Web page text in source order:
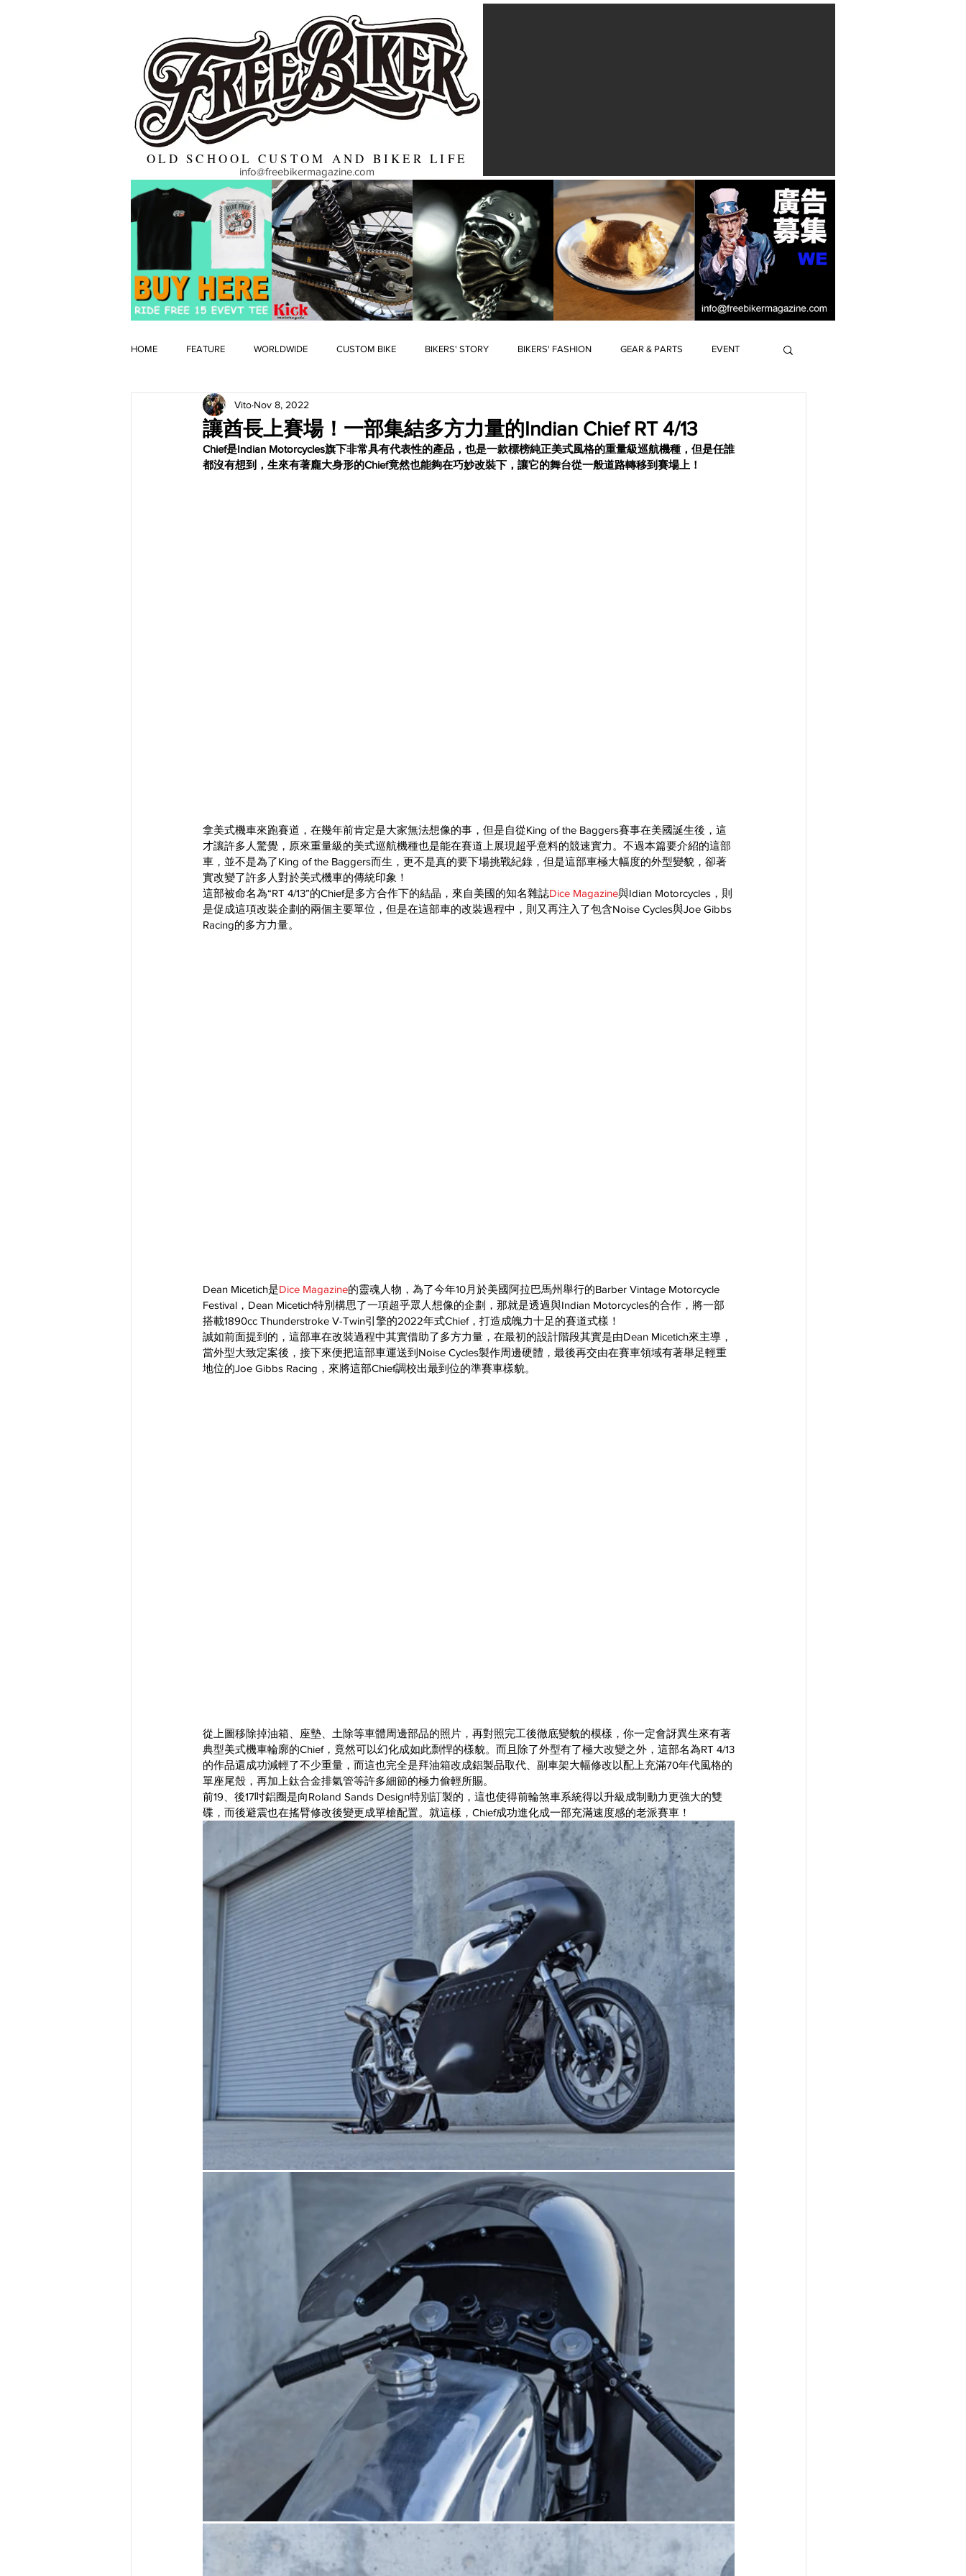
OLD SCHOOL CUSTOM AND BIKER LIFE
info@freebikermagazine.com
HOME FEATURE WORLDWIDE CUSTOM BIKE BIKERS' STORY BIKERS' FASHION GEAR & PARTS EVENT
OLD TIMER
讓酋長上賽場！一部集結多方力量的Indian Chief RT 4/13
Vito Nov 8, 2022
Chief是Indian Motorcycles旗下非常具有代表性的產品，也是一款標榜純正美式風格的重量級巡航機種，但是任誰
都沒有想到，生來有著龐大身形的Chief竟然也能夠在巧妙改裝下，讓它的舞台從一般道路轉移到賽場上！
拿美式機車來跑賽道，在幾年前肯定是大家無法想像的事，但是自從King of the Baggers賽事在美國誕生後，這
才讓許多人驚覺，原來重量級的美式巡航機種也是能在賽道上展現超乎意料的競速實力。不過本篇要介紹的這部
車，並不是為了King of the Baggers而生，更不是真的要下場挑戰紀錄，但是這部車極大幅度的外型變貌，卻著
實改變了許多人對於美式機車的傳統印象！
這部被命名為“RT 4/13”的Chief是多方合作下的結晶，來自美國的知名雜誌Dice Magazine與Idian Motorcycles，則
是促成這項改裝企劃的兩個主要單位，但是在這部車的改裝過程中，則又再注入了包含Noise Cycles與Joe Gibbs
Racing的多方力量。
Dean Micetich是Dice Magazine的靈魂人物，為了今年10月於美國阿拉巴馬州舉行的Barber Vintage Motorcycle
Festival，Dean Micetich特別構思了一項超乎眾人想像的企劃，那就是透過與Indian Motorcycles的合作，將一部
搭載1890cc Thunderstroke V-Twin引擎的2022年式Chief，打造成魄力十足的賽道式樣！
誠如前面提到的，這部車在改裝過程中其實借助了多方力量，在最初的設計階段其實是由Dean Micetich來主導，
當外型大致定案後，接下來便把這部車運送到Noise Cycles製作周邊硬體，最後再交由在賽車領域有著舉足輕重
地位的Joe Gibbs Racing，來將這部Chief調校出最到位的準賽車樣貌。
從上圖移除掉油箱、座墊、土除等車體周邊部品的照片，再對照完工後徹底變貌的模樣，你一定會訝異生來有著
典型美式機車輪廓的Chief，竟然可以幻化成如此剽悍的樣貌。而且除了外型有了極大改變之外，這部名為RT 4/13
的作品還成功減輕了不少重量，而這也完全是拜油箱改成鋁製品取代、副車架大幅修改以配上充滿70年代風格的
單座尾殼，再加上鈦合金排氣管等許多細節的極力偷輕所賜。
前19、後17吋鋁圈是向Roland Sands Design特別訂製的，這也使得前輪煞車系統得以升級成制動力更強大的雙
碟，而後避震也在搖臂修改後變更成單槍配置。就這樣，Chief成功進化成一部充滿速度感的老派賽車！